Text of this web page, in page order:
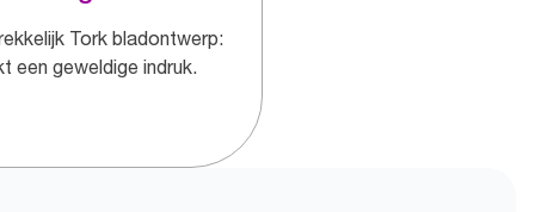
Tork bladontwerp:
een geweldige indruk.